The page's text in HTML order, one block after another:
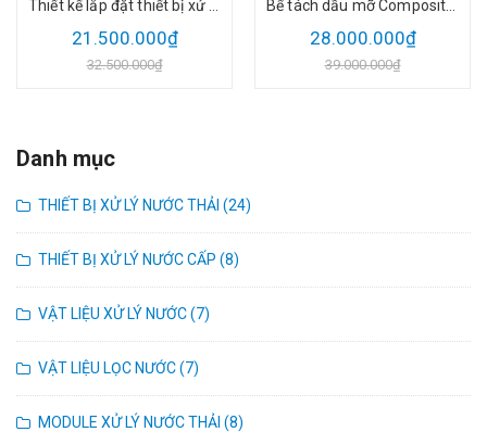
21.500.000₫
32.500.000₫
28.000.000₫
39.000.000₫
Danh mục
THIẾT BỊ XỬ LÝ NƯỚC THẢI (24)
THIẾT BỊ XỬ LÝ NƯỚC CẤP (8)
VẬT LIỆU XỬ LÝ NƯỚC (7)
VẬT LIỆU LỌC NƯỚC (7)
MODULE XỬ LÝ NƯỚC THẢI (8)